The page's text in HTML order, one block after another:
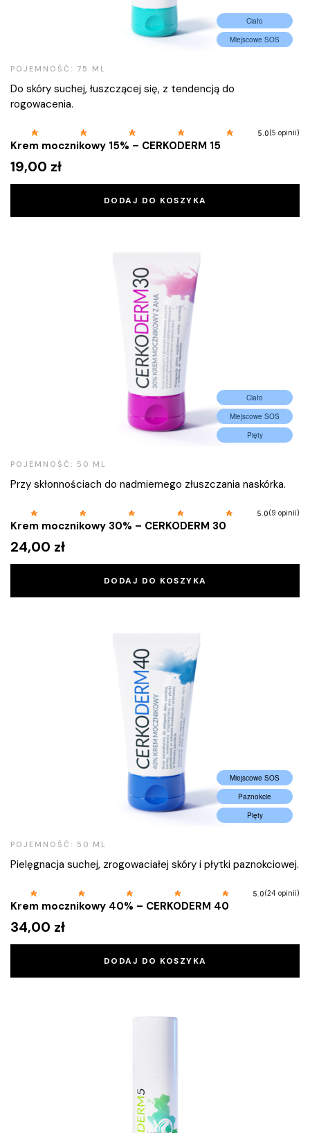
Ciało
Miejscowe SOS
Krem mocznikowy 15% – CERKODERM 15
POJEMNOŚĆ: 75 ML
Do skóry suchej, łuszczącej się, z tendencją do
rogowacenia.
19,00 zł
5.0(5 opinii)
DODAJ DO KOSZYKA
Ciało
Miejscowe SOS
Pięty
Krem mocznikowy 30% – CERKODERM 30
POJEMNOŚĆ: 50 ML
Przy skłonnościach do nadmiernego złuszczania naskórka.
24,00 zł
5.0(9 opinii)
DODAJ DO KOSZYKA
Miejscowe SOS
Paznokcie
Pięty
Krem mocznikowy 40% – CERKODERM 40
POJEMNOŚĆ: 50 ML
Pielęgnacja suchej, zrogowaciałej skóry i płytki paznokciowej.
34,00 zł
5.0(24 opinii)
DODAJ DO KOSZYKA